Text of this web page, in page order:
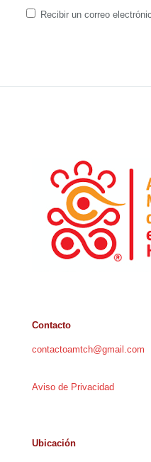
Recibir un correo
Contacto
contactoamtch@gmail.com
Aviso de Privacidad
Ubicación